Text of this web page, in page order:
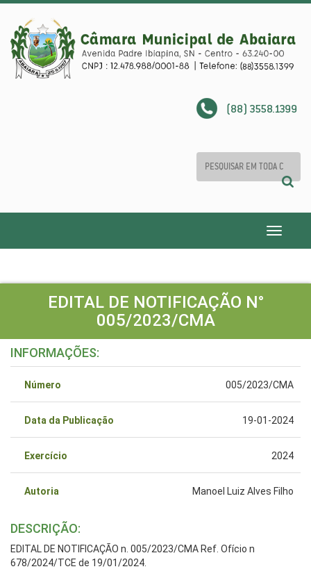
(88) 3558.1399
Toggle
EDITAL DE NOTIFICAÇÃO N°
005/2023/CMA
INFORMAÇÕES:
Número 005/2023/CMA
Data da Publicação 19-01-2024
Exercício 2024
Autoria Manoel Luiz Alves Filho
DESCRIÇÃO:
EDITAL DE NOTIFICAÇÃO n. 005/2023/CMA Ref. Ofício n
678/2024/TCE de 19/01/2024.